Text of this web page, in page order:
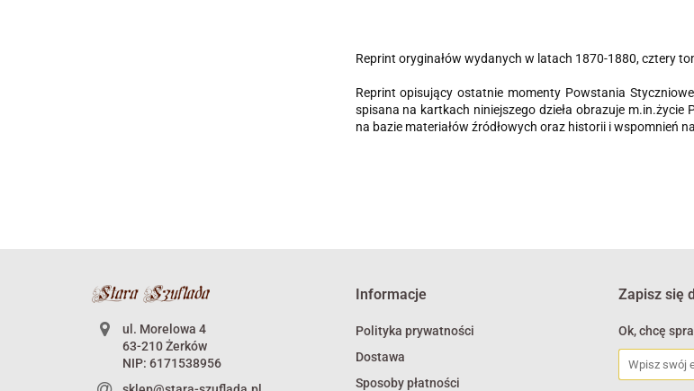
Reprint oryginałów wydanych w latach 1870-1880, cztery
Reprint opisujący ostatnie momenty Powstania
spisana na kartkach niniejszego dzieła obrazuje
na bazie materiałów źródłowych oraz historii i wspomnień
ul. Morelowa 4
63-210 Żerków
NIP: 6171538956
Informacje
Polityka prywatności
Dostawa
Sposoby płatności
Zapisz się
Ok, chcę